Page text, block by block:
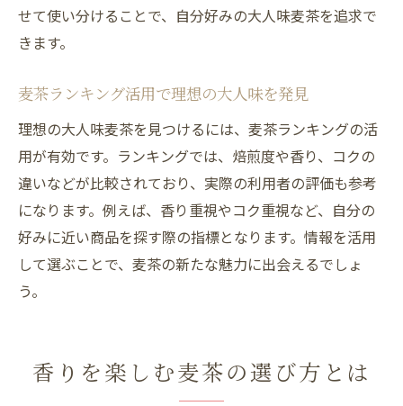
香り薫る麦茶をランキングでチェックしよ
麦茶ランキング活用で失敗しない選び方
大人味麦茶を見つけるための口コミ活用術
ティーバッグ麦茶のサイズで変わる風味の秘密
麦茶ティーバッグ小さいサイズの風味比較
麦茶パック500ml用で味わう大人な濃さ
ティーバッグ麦茶で楽しむ香りとコクの違
大人味麦茶を引き出すティーバッグの工夫
せて使い分けることで、自分好みの大人味麦茶を追求で
きます。
麦茶ランキング活用で理想の大人味を発見
理想の大人味麦茶を見つけるには、麦茶ランキングの活
用が有効です。ランキングでは、焙煎度や香り、コクの
違いなどが比較されており、実際の利用者の評価も参考
になります。例えば、香り重視やコク重視など、自分の
好みに近い商品を探す際の指標となります。情報を活用
して選ぶことで、麦茶の新たな魅力に出会えるでしょ
う。
香りを楽しむ麦茶の選び方とは